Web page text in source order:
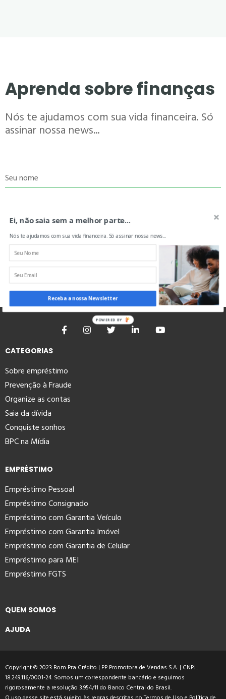
Aprenda sobre finanças
Nós te ajudamos com sua vida financeira. Só
assinar nossa news...
Seu nome
Seu e-mail
CATEGORIAS
Sobre empréstimo
Prevenção à Fraude
Organize as contas
Saia da dívida
Conquiste sonhos
BPC na Mídia
EMPRÉSTIMO
Empréstimo Pessoal
Empréstimo Consignado
Empréstimo com Garantia Veículo
Empréstimo com Garantia Imóvel
Empréstimo com Garantia de Celular
Empréstimo para MEI
Empréstimo FGTS
QUEM SOMOS
AJUDA
Copyright © 2023 Bom Pra Crédito | PP Promotora de Vendas S.A. | CNPJ.:
18.249.116/0001-24. Somos um correspondente bancário e seguimos
rigorosamente a resolução 3.954/11 do Banco Central do Brasil.
Ei, não saia sem a melhor parte...
Nós te ajudamos com sua vida financeira. Só assinar nossa news...
Receba a nossa Newsletter
POWERED BY